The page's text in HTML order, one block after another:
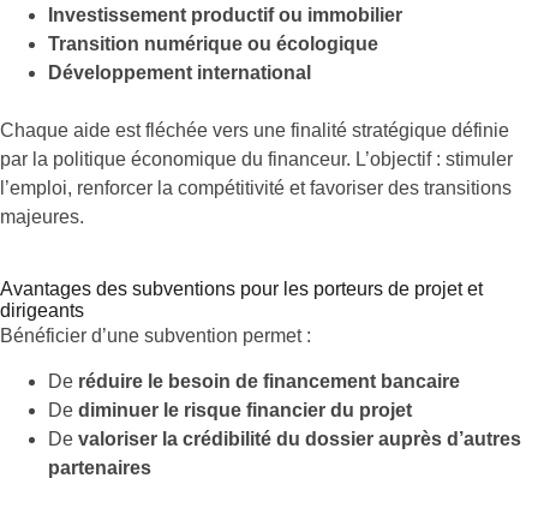
Investissement productif ou immobilier
Transition numérique ou écologique
Développement international
Chaque aide est fléchée vers une finalité stratégique définie
par la politique économique du financeur. L’objectif : stimuler
l’emploi, renforcer la compétitivité et favoriser des transitions
majeures.
Avantages des subventions pour les porteurs de projet et
dirigeants
Bénéficier d’une subvention permet :
De réduire le besoin de financement bancaire
De diminuer le risque financier du projet
De valoriser la crédibilité du dossier auprès d’autres
partenaires